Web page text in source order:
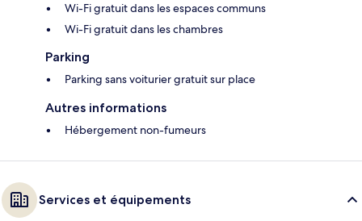
Wi-Fi gratuit dans les espaces communs
Wi-Fi gratuit dans les chambres
Parking
Parking sans voiturier gratuit sur place
Autres informations
Hébergement non-fumeurs
Services et équipements